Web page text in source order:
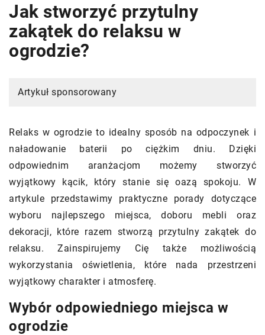
Jak stworzyć przytulny
zakątek do relaksu w
ogrodzie?
Artykuł sponsorowany
Relaks w ogrodzie to idealny sposób na odpoczynek i
naładowanie baterii po ciężkim dniu. Dzięki
odpowiednim aranżacjom możemy stworzyć
wyjątkowy kącik, który stanie się oazą spokoju. W
artykule przedstawimy praktyczne porady dotyczące
wyboru najlepszego miejsca, doboru mebli oraz
dekoracji, które razem stworzą przytulny zakątek do
relaksu. Zainspirujemy Cię także możliwością
wykorzystania oświetlenia, które nada przestrzeni
wyjątkowy charakter i atmosferę.
Wybór odpowiedniego miejsca w
ogrodzie